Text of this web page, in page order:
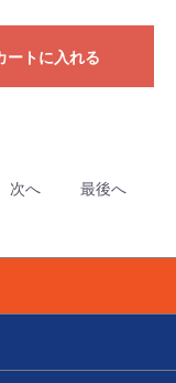
ートに入れる
次へ 最後へ